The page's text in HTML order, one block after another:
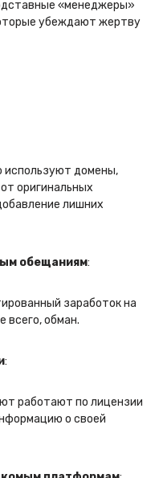
«менеджеры»
убеждают жертву
используют домены,
оригинальных
лишних
обещаниям:
заработок на
всего, обман.
:
работают по лицензии
о своей